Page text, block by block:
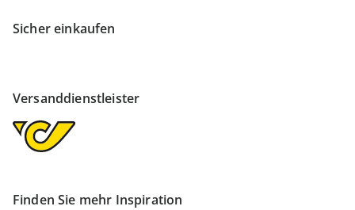
Sicher einkaufen
Versanddienstleister
Finden Sie mehr Inspiration